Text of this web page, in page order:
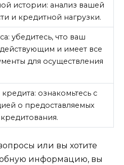
истории: анализ вашей
и кредитной нагрузки.
убедитесь, что ваш
действующим и имеет все
для осуществления
ознакомьтесь с
о предоставляемых
кредитования.
или вы хотите
информацию, вы